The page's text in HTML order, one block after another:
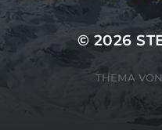
© 2026
THEMA VON